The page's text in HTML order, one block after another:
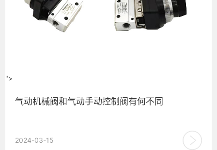
">
气动机械阀和气动手动控制阀有何不同
气动机械阀和气动手动控制阀都是气动系统中使用的阀门类
型，但它们的用途不同，操作方式也不同。 气动机械阀： 这...
2024-03-15